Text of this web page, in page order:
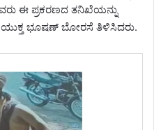
ಈ ಪ್ರಕರಣದ ತನಿಖೆಯನ್ನು
ಭೂಷಣ್ ಬೋರಸೆ ತಿಳಿಸಿದರು.